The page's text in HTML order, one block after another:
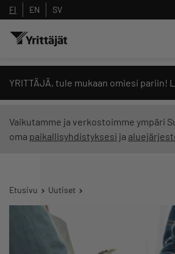
FI EN SV
YRITTÄJÄ, tule mukaan omiesi pariin!
Vaikutamme ja verkostoimme ympäri
oma paikallisyhdistyksesi ja
Etusivu Uutiset
Hae sivustolta tai kysy
Yrittäjien tekoälyltä
Suodata hakutuloksia: näytä kaikki